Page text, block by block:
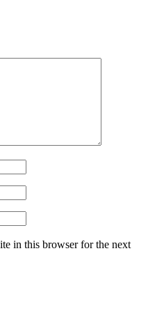
in this browser for the next